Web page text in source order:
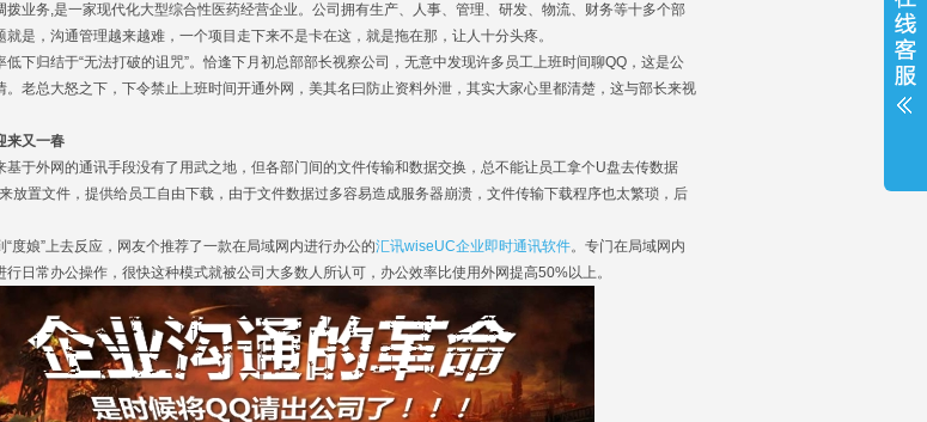
拨业务,是一家现代化大型综合性医药经营企业。公司拥有生产、人事、管理、研发、物流、财务等十多个部
是，沟通管理越来越难，一个项目走下来不是卡在这，就是拖在那，让人十分头疼。
归结于“无法打破的诅咒”。恰逢下月初总部部长视察公司，无意中发现许多员工上班时间聊QQ，这是公
。老总大怒之下，下令禁止上班时间开通外网，美其名曰防止资料外泄，其实大家心里都清楚，这与部长来视
又一春
外网的通讯手段没有了用武之地，但各部门间的文件传输和数据交换，总不能让员工拿个U盘去传数据
放置文件，提供给员工自由下载，由于文件数据过多容易造成服务器崩溃，文件传输下载程序也太繁琐，后
娘”上去反应，网友个推荐了一款在局域网内进行办公的汇讯wiseUC企业即时通讯软件。专门在局域网内
日常办公操作，很快这种模式就被公司大多数人所认可，办公效率比使用外网提高50%以上。